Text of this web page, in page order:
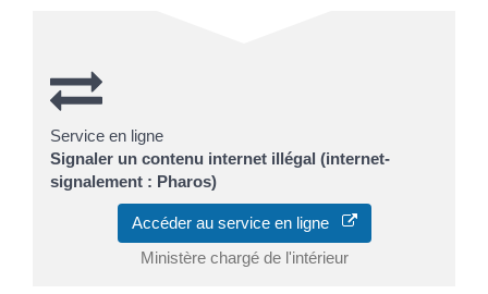
Service en ligne
Signaler un contenu internet illégal (internet-
signalement : Pharos)
Accéder au service en ligne
Ministère chargé de l'intérieur